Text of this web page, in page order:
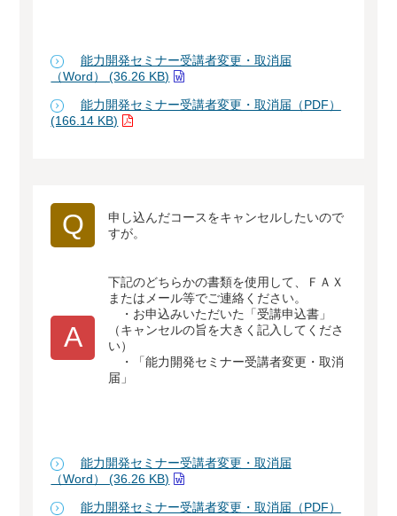
能力開発セミナー受講者変更・取消届
（Word） (36.26 KB)
能力開発セミナー受講者変更・取消届（PDF）
(166.14 KB)
Q
申し込んだコースをキャンセルしたいので
すが。
A
下記のどちらかの書類を使用して、ＦＡＸ
またはメール等でご連絡ください。
・お申込みいただいた「受講申込書」
（キャンセルの旨を大きく記入してくださ
い）
・「能力開発セミナー受講者変更・取消
届」
能力開発セミナー受講者変更・取消届
（Word） (36.26 KB)
能力開発セミナー受講者変更・取消届（PDF）